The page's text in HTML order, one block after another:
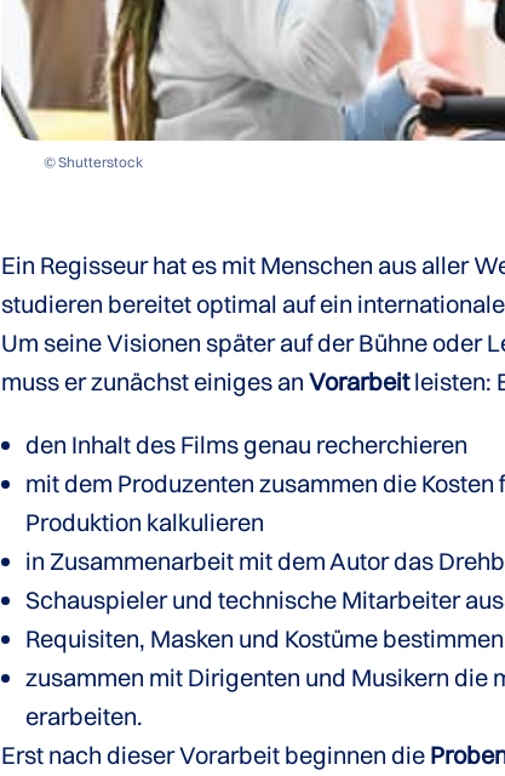
© Shutterstock
Ein Regisseur hat es mit Menschen aus aller
studieren bereitet optimal auf ein
Um seine Visionen später auf der Bühne oder
muss er zunächst einiges an Vorarbeitleisten:
den Inhalt des Films genau recherchieren
mit dem Produzenten zusammen die
Produktion kalkulieren
in Zusammenarbeit mit dem Autor das
Schauspieler und technische Mitarbeiter
Requisiten, Masken und Kostüme
zusammen mit Dirigenten und Musikern die
erarbeiten.
Erst nach dieser Vorarbeit beginnen die